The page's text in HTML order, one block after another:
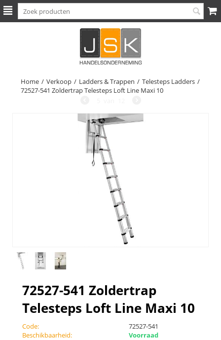
Home / Verkoop / Ladders & Trappen / Telesteps Ladders /
72527-541 Zoldertrap Telesteps Loft Line Maxi 10
72527-541 Zoldertrap
Telesteps Loft Line Maxi 10
Code:
72527-541
Beschikbaarheid:
Voorraad